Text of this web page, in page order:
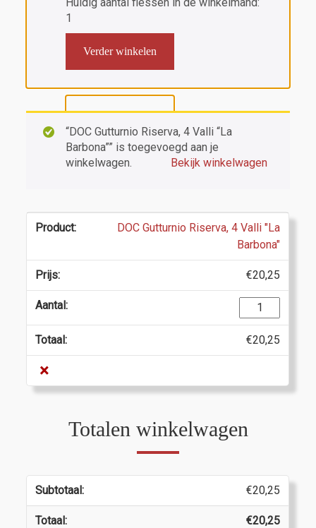
1
Verder winkelen
“DOC Gutturnio Riserva, 4 Valli “La
Barbona”” is toegevoegd aan je
winkelwagen.
Bekijk winkelwagen
DOC Gutturnio Riserva, 4 Valli "La
Barbona"
€20,25
DOC
Gutturnio
Riserva,
4
"La
aantal
€20,25
×
Totalen winkelwagen
€20,25
€20,25